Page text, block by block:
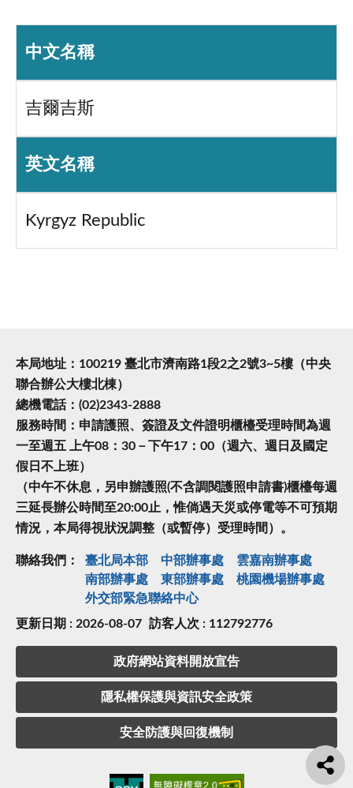
中文名稱
吉爾吉斯
英文名稱
Kyrgyz Republic
本局地址：100219 臺北市濟南路1段2之2號3~5樓（中央
聯合辦公大樓北棟）
總機電話：(02)2343-2888
服務時間：申請護照、簽證及文件證明櫃檯受理時間為週
一至週五 上午08：30－下午17：00（週六、週日及國定
假日不上班）
（中午不休息，另申辦護照(不含調閱護照申請書)櫃檯每週
三延長辦公時間至20:00止，惟倘遇天災或停電等不可預期
情況，本局得視狀況調整（或暫停）受理時間）。
聯絡我們： 臺北局本部 中部辦事處
雲嘉南辦事處
南部辦事處
東部辦事處
桃園機場辦事處
外交部緊急聯絡中⼼
更新日期 : 2026-08-07 訪客人次 : 112792776
政府網站資料開放宣告
隱私權保護與資訊安全政策
安全防護與回復機制